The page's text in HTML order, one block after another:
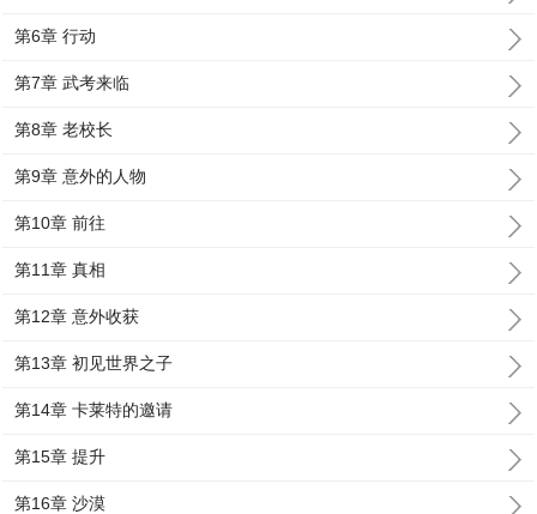
第6章 行动
第7章 武考来临
第8章 老校长
第9章 意外的人物
第10章 前往
第11章 真相
第12章 意外收获
第13章 初见世界之子
第14章 卡莱特的邀请
第15章 提升
第16章 沙漠